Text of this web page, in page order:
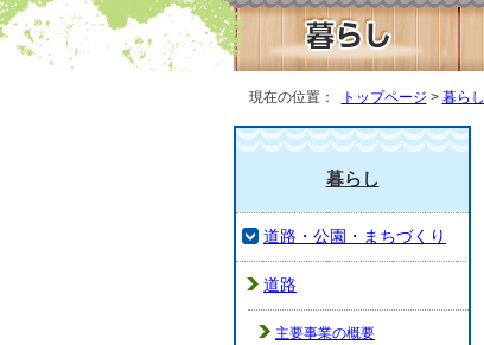
現在の位置： トップページ > 暮らし
暮らし
道路・公園・まちづくり
道路
主要事業の概要